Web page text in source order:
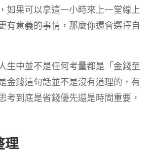
如果可以拿這一小時來上一堂線上
有意義的事情，那麼你還會選擇自
生中並不是任何考量都是「金錢至
金錢這句話並不是沒有道理的，有
考到底是省錢優先還是時間重要，
理